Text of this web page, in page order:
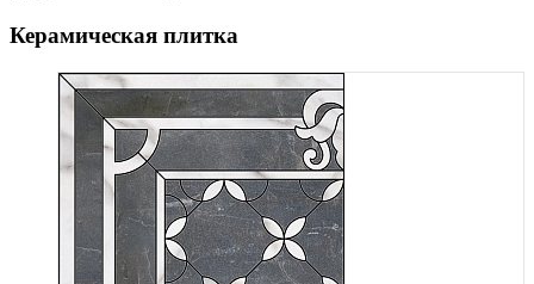
Керамическая плитка